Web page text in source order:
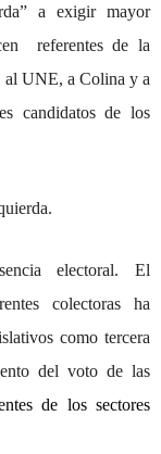
a exigir mayor
referentes de la
al UNE, a Colina y a
candidatos de los
electoral. El
colectoras ha
como tercera
del voto de las
de los sectores